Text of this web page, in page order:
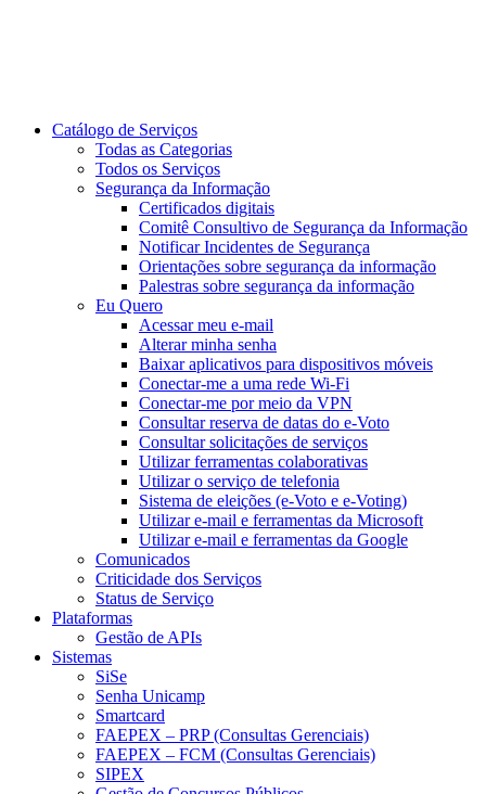
Catálogo de Serviços
Todas as Categorias
Todos os Serviços
Segurança da Informação
Certificados digitais
Comitê Consultivo de Segurança da Informação
Notificar Incidentes de Segurança
Orientações sobre segurança da informação
Palestras sobre segurança da informação
Eu Quero
Acessar meu e-mail
Alterar minha senha
Baixar aplicativos para dispositivos móveis
Conectar-me a uma rede Wi-Fi
Conectar-me por meio da VPN
Consultar reserva de datas do e-Voto
Consultar solicitações de serviços
Utilizar ferramentas colaborativas
Utilizar o serviço de telefonia
Sistema de eleições (e-Voto e e-Voting)
Utilizar e-mail e ferramentas da Microsoft
Utilizar e-mail e ferramentas da Google
Comunicados
Criticidade dos Serviços
Status de Serviço
Plataformas
Gestão de APIs
Sistemas
SiSe
Senha Unicamp
Smartcard
FAEPEX – PRP (Consultas Gerenciais)
FAEPEX – FCM (Consultas Gerenciais)
SIPEX